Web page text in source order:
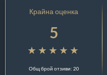
Крайна оценка
5
Общ брой отзиви: 20